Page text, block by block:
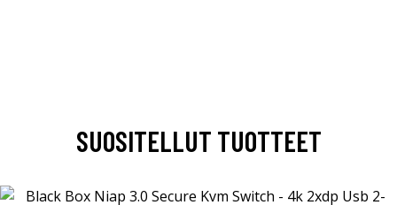
SUOSITELLUT TUOTTEET